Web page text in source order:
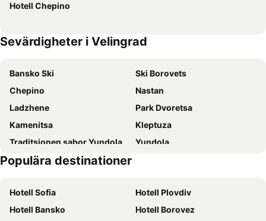
Paradise SPA Hotel
Hotell Chepino
Sevärdigheter i Velingrad
Bansko Ski
Ski Borovets
Chepino
Nastan
Ladzhene
Park Dvoretsa
Kamenitsa
Kleptuza
Traditsionen sabor Yundola
Yundola
Tsigov chark
Sveti Konstantin
Aviatsionen tsentar Dolna Banya
Dolen
Populära destinationer
Hotell Sofia
Hotell Plovdiv
Hotell Bansko
Hotell Borovez